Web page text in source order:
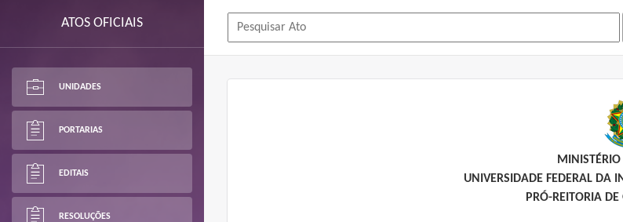
ATOS OFICIAIS
UNIDADES
PORTARIAS
EDITAIS
RESOLUÇÕES
UNIVERSIDADE FEDERAL DA
PRÓ-REITORIA DE